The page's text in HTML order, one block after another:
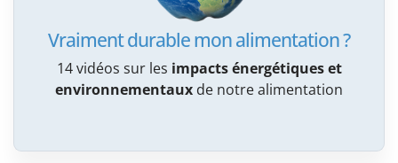
Vraiment durable mon alimentation ?
14 vidéos sur les impacts énergétiques et
environnementaux de notre alimentation